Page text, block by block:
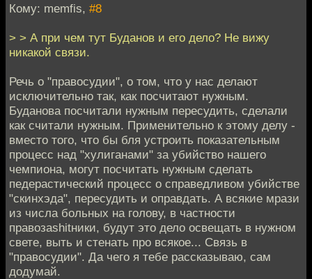
Кому: memfis, #8
> > А при чем тут Буданов и его дело? Не вижу
никакой связи.
Речь о "правосудии", о том, что у нас делают
исключительно так, как посчитают нужным.
Буданова посчитали нужным пересудить, сделали
как считали нужным. Применительно к этому делу -
вместо того, что бы бля устроить показательным
процесс над "хулиганами" за убийство нашего
чемпиона, могут посчитать нужным сделать
педерастический процесс о справедливом убийстве
"скинхэда", пересудить и оправдать. А всякие мрази
из числа больных на голову, в частности
правозаshitники, будут это дело освещать в нужном
свете, выть и стенать про всякое... Связь в
"правосудии". Да чего я тебе рассказываю, сам
додумай.